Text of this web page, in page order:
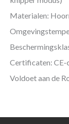
Materialen:
Certificaten: CE-
Voldoet aan de